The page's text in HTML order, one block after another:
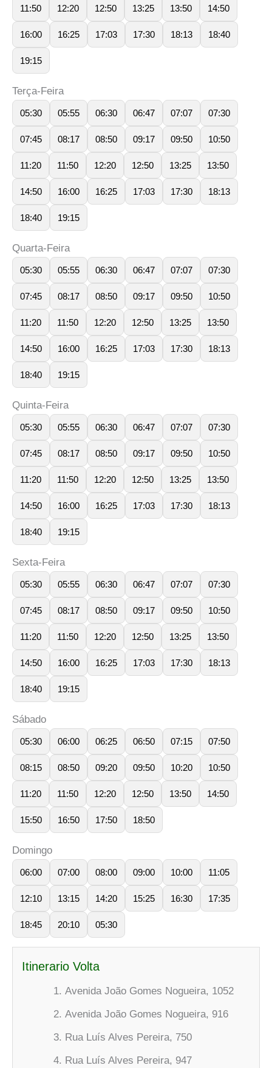
11:50 12:20 12:50 13:25 13:50 14:50
16:00 16:25 17:03 17:30 18:13 18:40
19:15
Terça-Feira
05:30 05:55 06:30 06:47 07:07 07:30
07:45 08:17 08:50 09:17 09:50 10:50
11:20 11:50 12:20 12:50 13:25 13:50
14:50 16:00 16:25 17:03 17:30 18:13
18:40 19:15
Quarta-Feira
05:30 05:55 06:30 06:47 07:07 07:30
07:45 08:17 08:50 09:17 09:50 10:50
11:20 11:50 12:20 12:50 13:25 13:50
14:50 16:00 16:25 17:03 17:30 18:13
18:40 19:15
Quinta-Feira
05:30 05:55 06:30 06:47 07:07 07:30
07:45 08:17 08:50 09:17 09:50 10:50
11:20 11:50 12:20 12:50 13:25 13:50
14:50 16:00 16:25 17:03 17:30 18:13
18:40 19:15
Sexta-Feira
05:30 05:55 06:30 06:47 07:07 07:30
07:45 08:17 08:50 09:17 09:50 10:50
11:20 11:50 12:20 12:50 13:25 13:50
14:50 16:00 16:25 17:03 17:30 18:13
18:40 19:15
Sábado
05:30 06:00 06:25 06:50 07:15 07:50
08:15 08:50 09:20 09:50 10:20 10:50
11:20 11:50 12:20 12:50 13:50 14:50
15:50 16:50 17:50 18:50
Domingo
06:00 07:00 08:00 09:00 10:00 11:05
12:10 13:15 14:20 15:25 16:30 17:35
18:45 20:10 05:30
Itinerario Volta
Avenida João Gomes Nogueira, 1052
Avenida João Gomes Nogueira, 916
Rua Luís Alves Pereira, 750
Rua Luís Alves Pereira, 947